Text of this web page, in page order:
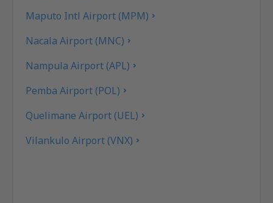
Maputo Intl Airport (MPM)
Nacala Airport (MNC)
Nampula Airport (APL)
Pemba Airport (POL)
Quelimane Airport (UEL)
Vilankulo Airport (VNX)